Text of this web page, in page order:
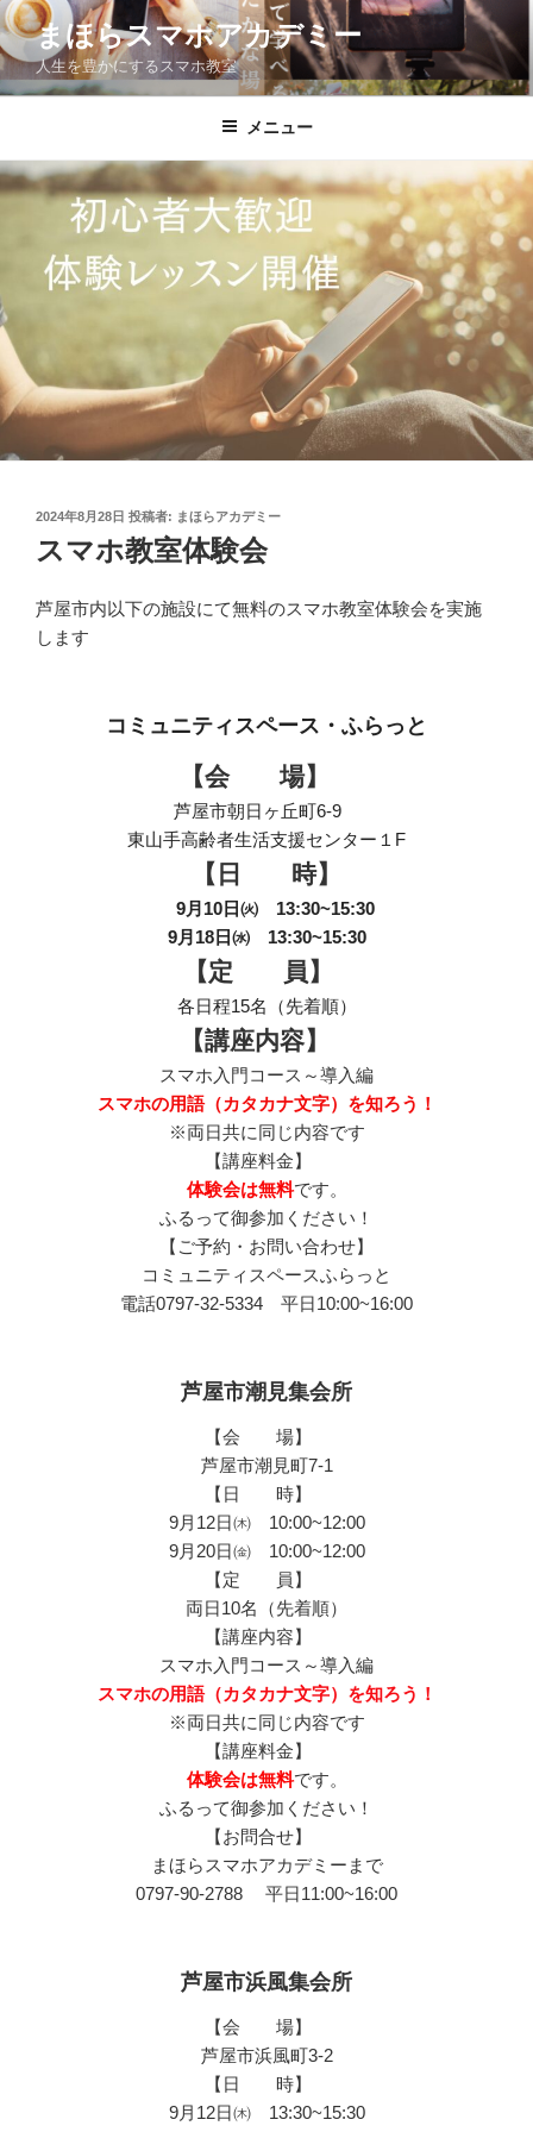
コ
ン
テ
ン
ス
まほらスマホアカデミー
人生を豊かにするスマホ教室
メニュー
投
稿
日:
2024年8月28日 投稿者: まほらアカデミー
スマホ教室体験会
芦屋市内以下の施設にて無料のスマホ教室体験会を実施
します
コミュニティスペース・ふらっと
【会 場】
芦屋市朝日ヶ丘町6-9
東山手高齢者生活支援センター１F
【日 時】
9月10日㈫ 13:30~15:30
9月18日㈬ 13:30~15:30
【定 員】
各日程15名（先着順）
【講座内容】
スマホ入門コース～導入編
スマホの用語（カタカナ文字）を知ろう！
※両日共に同じ内容です
【講座料金】
体験会は無料です。
ふるって御参加ください！
【ご予約・お問い合わせ】
コミュニティスペースふらっと
電話0797-32-5334 平日10:00~16:00
芦屋市潮見集会所
【会 場】
芦屋市潮見町7-1
【日 時】
9月12日㈭ 10:00~12:00
9月20日㈮ 10:00~12:00
【定 員】
両日10名（先着順）
【講座内容】
スマホ入門コース～導入編
スマホの用語（カタカナ文字）を知ろう！
※両日共に同じ内容です
【講座料金】
体験会は無料です。
ふるって御参加ください！
【お問合せ】
まほらスマホアカデミーまで
0797-90-2788 平日11:00~16:00
芦屋市浜風集会所
【会 場】
芦屋市浜風町3-2
【日 時】
9月12日㈭ 13:30~15:30